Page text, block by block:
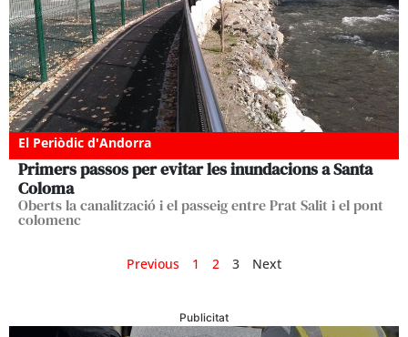
El Periòdic d'Andorra
Primers passos per evitar les inundacions a Santa
Coloma
Oberts la canalització i el passeig entre Prat Salit i el pont
colomenc
Previous 1 2 3 Next
Publicitat